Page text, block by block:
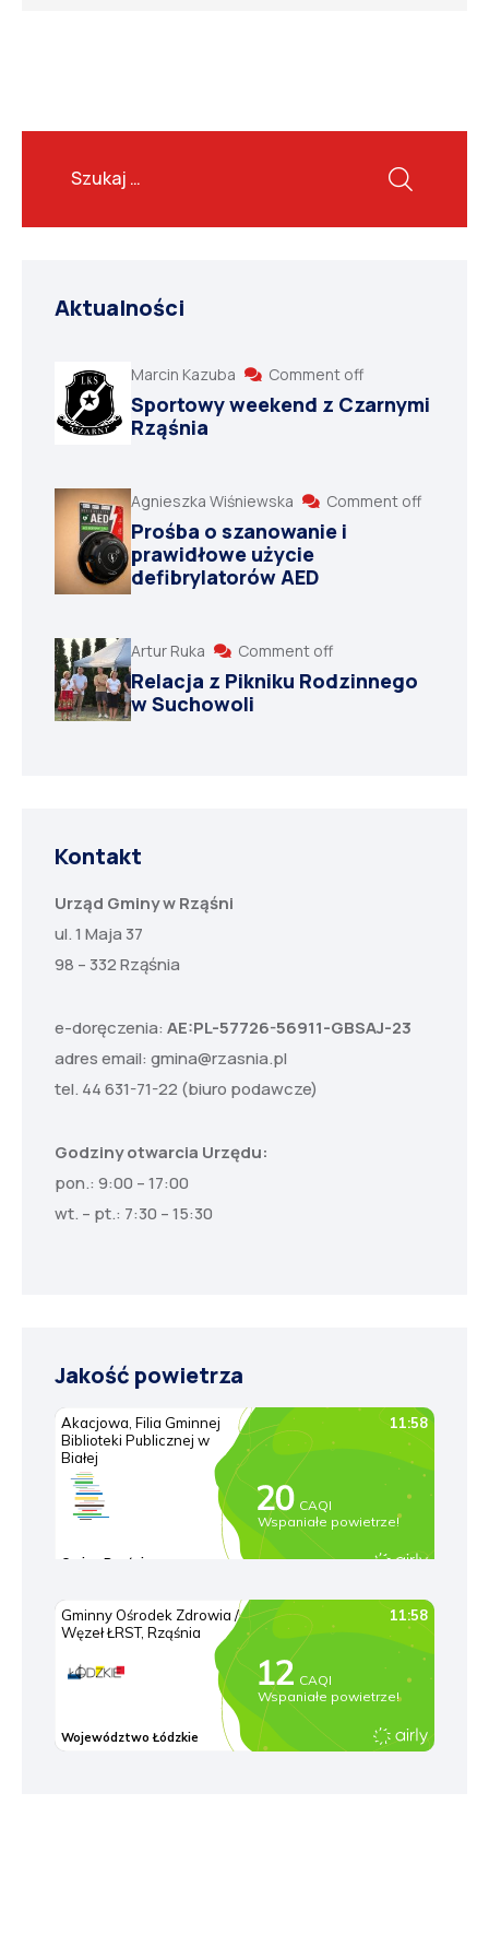
Aktualności
Marcin Kazuba Comment off
Sportowy weekend z Czarnymi
Rząśnia
Agnieszka Wiśniewska Comment off
Prośba o szanowanie i
prawidłowe użycie
defibrylatorów AED
Artur Ruka Comment off
Relacja z Pikniku Rodzinnego
w Suchowoli
Kontakt
Urząd Gminy w Rząśni
ul. 1 Maja 37
98 – 332 Rząśnia
e-doręczenia: AE:PL-57726-56911-GBSAJ-23
adres email: gmina@rzasnia.pl
tel. 44 631-71-22 (biuro podawcze)
Godziny otwarcia Urzędu:
pon.: 9:00 – 17:00
wt. – pt.: 7:30 – 15:30
Jakość powietrza